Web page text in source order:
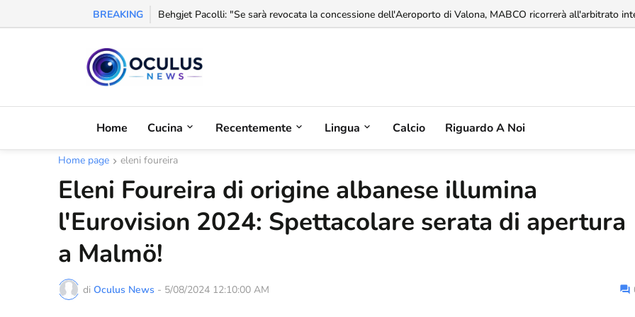
BREAKING Behgjet Pacolli: "Se sarà revocata la concessione dell'Aeroporto di Valona, MABCO ricorrerà all'arbitrato
L'Albania aumenta le importazioni alimentari del 14% mentre la produzione agricola continua a diminuire...
Home Cucina Recentemente Lingua Calcio Riguardo A Noi
Home page eleni foureira
Eleni Foureira di origine albanese illumina
l'Eurovision 2024: Spettacolare serata di apertura
a Malmö!
di Oculus News - 5/08/2024 12:10:00 AM